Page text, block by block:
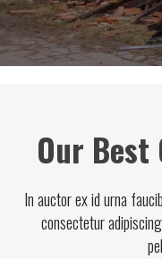
Our Best
In auctor ex id urna
consectetur